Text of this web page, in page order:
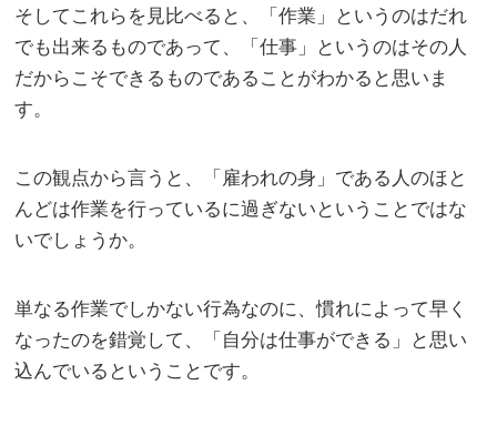
そしてこれらを見比べると、「作業」というのはだれ
でも出来るものであって、「仕事」というのはその人
だからこそできるものであることがわかると思いま
す。
この観点から言うと、「雇われの身」である人のほと
んどは作業を行っているに過ぎないということではな
いでしょうか。
単なる作業でしかない行為なのに、慣れによって早く
なったのを錯覚して、「自分は仕事ができる」と思い
込んでいるということです。